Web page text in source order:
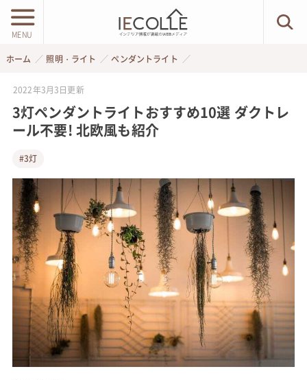
MENU
ホーム 照明・ライト ペンダントライト
2022年3月3日更新
3灯ペンダントライトおすすめ10選 ダクトレ
ール不要! 北欧風も紹介
#3灯